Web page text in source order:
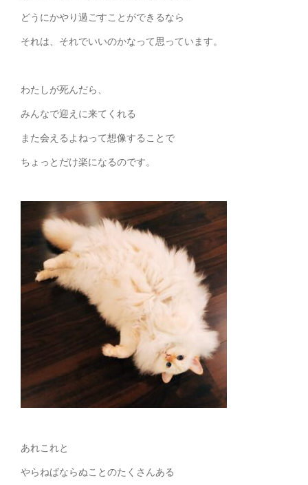
どうにかやり過ごすことができるなら
それは、それでいいのかなって思っています。
わたしが死んだら、
みんなで迎えに来てくれる
また会えるよねって想像することで
ちょっとだけ楽になるのです。
あれこれと
やらねばならぬことのたくさんある